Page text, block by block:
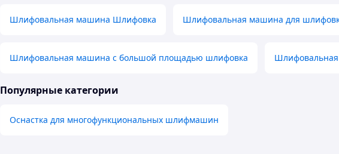
Шлифовальная машина Шлифовка Шлифовальная машина для
Шлифовальная машина с большой площадью шлифовка Шлифовальная
Популярные категории
Оснастка для многофункциональных шлифмашин